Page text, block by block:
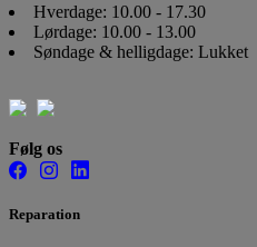
Hverdage: 10.00 - 17.30
Lørdage: 10.00 - 13.00
Søndage & helligdage: Lukket
Følg os
Reparation